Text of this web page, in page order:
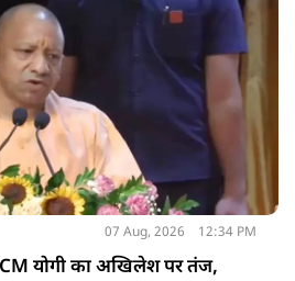
07 Aug, 2026 12:34 PM
CM योगी का अखिलेश पर तंज,